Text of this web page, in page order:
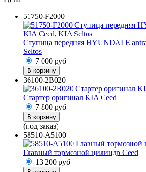
51750-F2000
Ступица передняя HYUNDAI
Seltos
7 000 руб
В корзину
36100-2B020
Стартер оригинал KIA Ceed
7 800 руб
В корзину
(под заказ)
58510-A5100
Главный тормозной цилиндр Ceed
13 200 руб